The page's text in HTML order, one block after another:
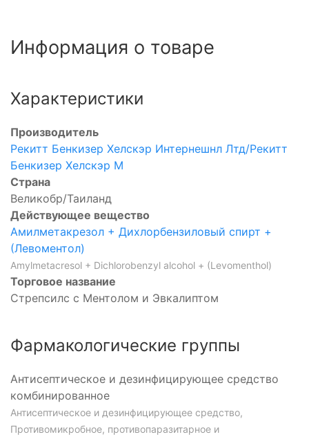
Информация о товаре
Характеристики
Производитель
Рекитт Бенкизер Хелскэр Интернешнл Лтд/Рекитт
Бенкизер Хелскэр М
Страна
Великобр/Таиланд
Действующее вещество
Амилметакрезол + Дихлорбензиловый спирт +
(Левоментол)
Amylmetacresol + Dichlorobenzyl alcohol + (Levomenthol)
Торговое название
Стрепсилс с Ментолом и Эвкалиптом
Фармакологические группы
Антисептическое и дезинфицирующее средство
комбинированное
Антисептическое и дезинфицирующее средство,
Противомикробное, противопаразитарное и